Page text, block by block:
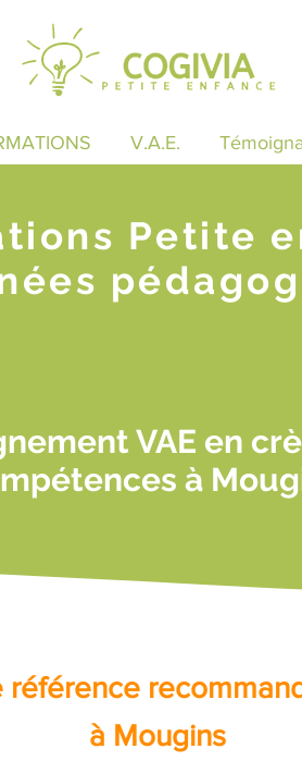
V.A.E.
Petite
VAE en
à
à Mougins